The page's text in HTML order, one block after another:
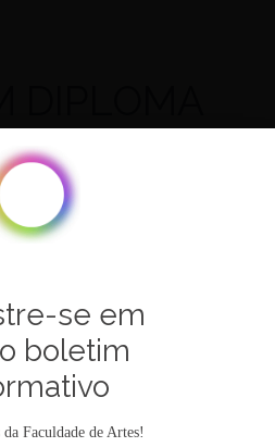
pela UofN
que levará você ao
Deus usar as artes
nações.
FUNDAMENTAIS
se em
boletim
da Faculdade de Artes!
se em
boletim
da Faculdade de Artes!